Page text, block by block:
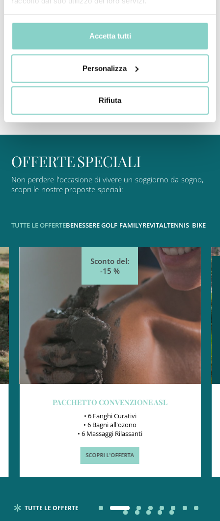
Accetta tutti
Personalizza
Rifiuta
Sala dei Signori
Scopri di più
OFFERTESPECIALI
Non perdere l'occasione di vivere un soggiorno da sogno,
scopri le nostre proposte speciali:
TUTTE LE OFFERTEBENESSERE GOLF FAMILYREVITALTENNIS BIKE
Sconto del:
-15 %
PACCHETTO CONVENZIONE ASL
• 6 Fanghi Curativi
• 6 Bagni all'ozono
• 6 Massaggi Rilassanti
SCOPRI L'OFFERTA
TUTTE LE OFFERTE